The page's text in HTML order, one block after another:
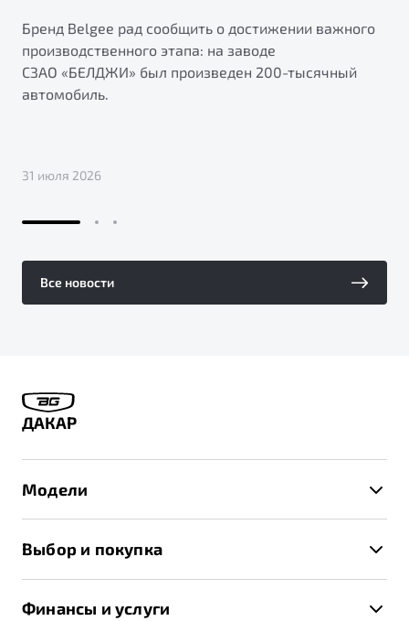
Бренд Belgee рад сообщить о достижении важного
производственного этапа: на заводе
СЗАО «БЕЛДЖИ» был произведен 200-тысячный
автомобиль.
31 июля 2026
Все новости
ДАКАР
Модели
X70
Выбор и покупка
Финансы и услуги